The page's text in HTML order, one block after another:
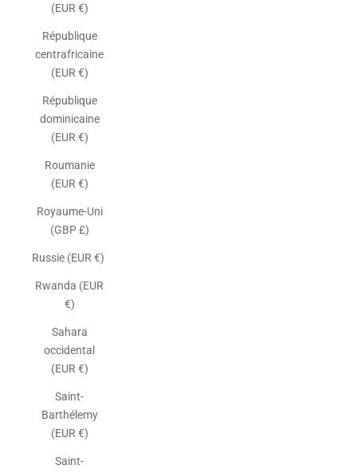
(EUR €)
République
centrafricaine
(EUR €)
République
dominicaine
(EUR €)
Roumanie
(EUR €)
Royaume-Uni
(GBP £)
Russie (EUR €)
Rwanda (EUR
€)
Sahara
occidental
(EUR €)
Saint-
Barthélemy
(EUR €)
Saint-